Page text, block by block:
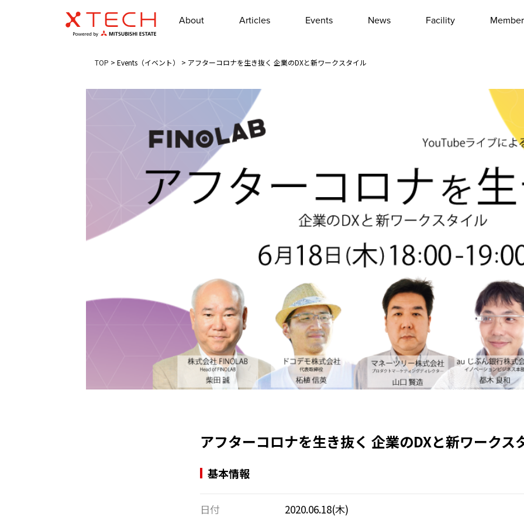
About Articles Events News Facility
TOP > Events（イベント） > アフターコロナを生き抜く 企業のDXと新ワークスタイル
アフターコロナを生き抜く 企業のDXと新ワークス
基本情報
日付 2020.06.18(木)